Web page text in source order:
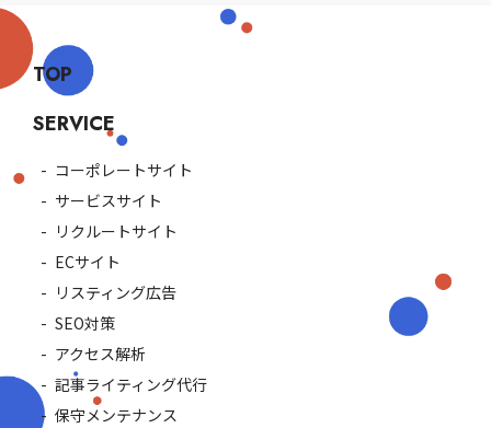
TOP
SERVICE
コーポレートサイト
サービスサイト
リクルートサイト
ECサイト
リスティング広告
SEO対策
アクセス解析
記事ライティング代行
保守メンテナンス